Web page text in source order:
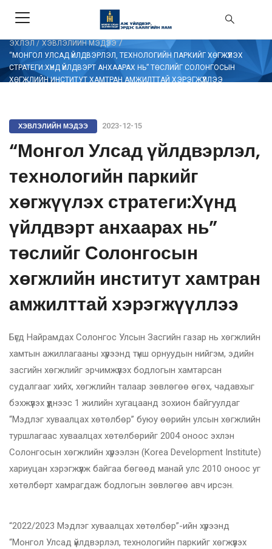
ЭХЛЭЛ / ХЭВЛЭЛИЙН МЭДЭЭ/
“МОНГОЛ УЛСАД ҮЙЛДВЭРЛЭЛ, ТЕХНОЛОГИЙН ПАРКИЙГ ХӨГЖҮҮЛЭХ
СТРАТЕГИ:ХҮНД ҮЙЛДВЭРТ АНХААРАХ НЬ” ТӨСЛИЙГ СОЛОНГОСЫН
ХӨГЖЛИЙН ИНСТИТУТ ХАМТРАН АМЖИЛТТАЙ ХЭРЭГЖҮҮЛЛЭЭ
ХЭВЛЭЛИЙН МЭДЭЭ 2023-12-15
“Монгол Улсад үйлдвэрлэл,
технологийн паркийг
хөгжүүлэх стратеги:Хүнд
үйлдвэрт анхаарах нь”
төслийг Солонгосын
хөгжлийн институт хамтран
амжилттай хэрэгжүүллээ
Бүгд Найрамдах Солонгос Улсын Засгийн газар нь хөгжлийн
хамтын ажиллагааны хүрээнд түнш орнуудын нийгэм, эдийн
засгийн хөгжлийг эрчимжүүлэх бодлогын хамтарсан
судалгааг хийх, хөгжлийн талаар зөвлөгөө өгөх, чадавхыг
бэхжүүлэх үүднээс 1 жилийн хугацаанд зохион байгуулдаг
“Мэдлэг хуваалцах хөтөлбөр” буюу өөрийн улсын хөгжлийн
туршлагаас хуваалцах хөтөлбөрийг 2004 оноос эхлэн
Солонгосын хөгжлийн хүрээлэн (Korea Development Institute)
хариуцан хэрэгжүүлж байгаа бөгөөд манай улс 2010 оноос уг
хөтөлбөрт хамрагдаж бодлогын зөвлөгөө авч ирсэн.
“2022/2023 Мэдлэг хуваалцах хөтөлбөр”-ийн хүрээнд
“Монгол Улсад үйлдвэрлэл, технологийн паркийг хөгжүүлэх